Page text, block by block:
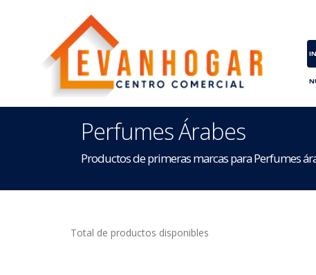
Perfumes Árabes
Productos de primeras marcas para Perfumes
Total de productos disponibles